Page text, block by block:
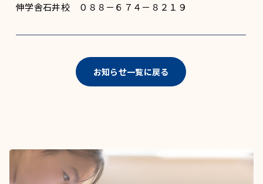
伸学舎石井校 ０８８－６７４－８２１９
お知らせ一覧に戻る